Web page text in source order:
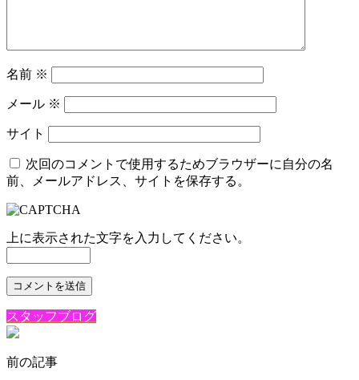
名前 ※
メール ※
サイト
次回のコメントで使用するためブラウザーに自分の名
前、メールアドレス、サイトを保存する。
上に表示された文字を入力してください。
スタッフブログ
前の記事